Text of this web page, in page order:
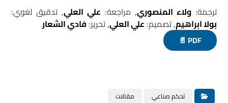
ترجمة:ولاء المنصوري, مراجعة: علي العلي, تدقيق لغوي:
بولا ابراهيم, تصميم: علي العلي, تحرير: فادي الشعار.
PDF 📄
تحكم صناعي مقالات